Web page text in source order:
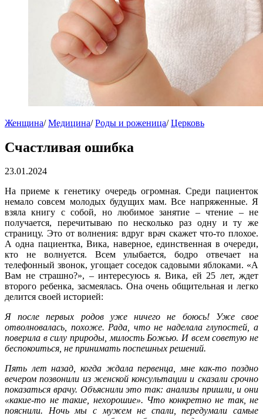
Женщина/Медицина/Роды и роженица/Церковь
Счастливая ошибка
23.01.2024
На приеме к генетику очередь огромная. Среди пациенток
немало совсем молодых будущих мам. Все напряженные. Я
взяла книгу с собой, но любимое занятие – чтение – не
получается, перечитываю по несколько раз одну и ту же
страницу. Это от волнения: вдруг врач скажет что-то плохое.
А одна пациентка, Вика, наверное, единственная в очереди,
кто не волнуется. Всем улыбается, бодро отвечает на
телефонный звонок, угощает соседок садовыми яблоками. «А
Вам не страшно?», – интересуюсь я. Вика, ей 25 лет, ждет
второго ребенка, засмеялась. Она очень общительная и легко
делится своей историей:
Я после первых родов уже ничего не боюсь! Уже свое
отволновалась, похоже. Рада, что не наделала глупостей, а
поверила в силу природы, милость Божью. И всем советую не
беспокоиться, не принимать поспешных решений.
Пять лет назад, когда ждала первенца, мне как-то поздно
вечером позвонили из женской консультации и сказали срочно
показаться врачу. Объяснили это так: анализы пришли, и они
«какие-то не такие, нехорошие». Что конкретно не так, не
пояснили. Ночь мы с мужем не спали, передумали самые